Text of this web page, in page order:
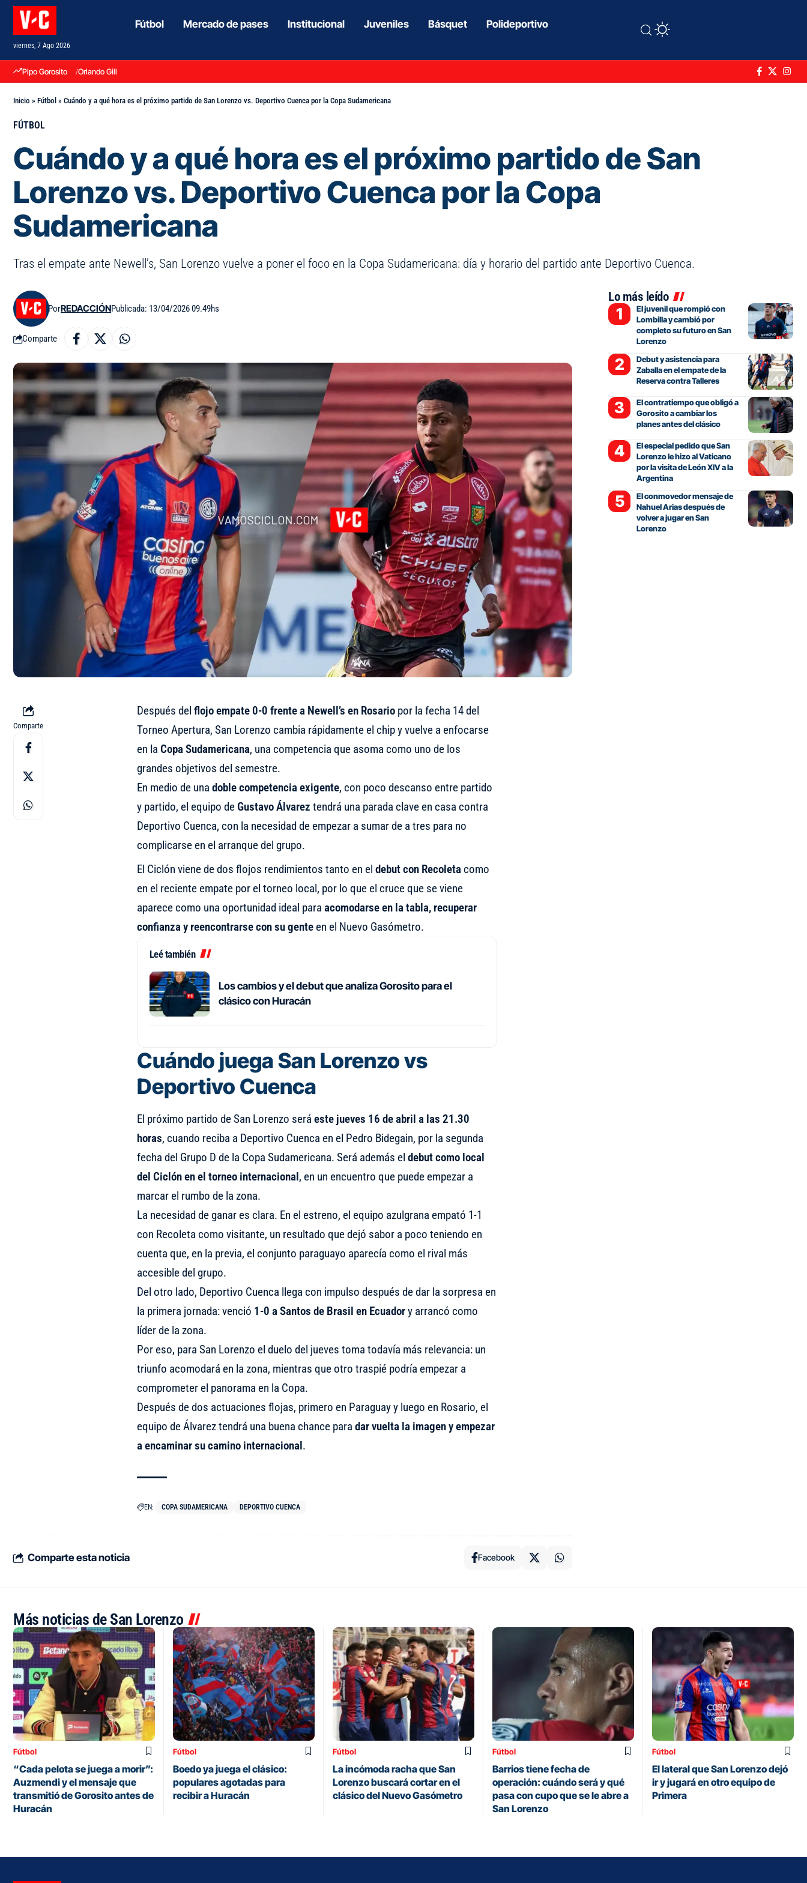
viernes, 7 Ago 2026
Fútbol Mercado de pases Institucional Juveniles Básquet Polideportivo
Pipo Gorosito Orlando Gill
Inicio » Fútbol » Cuándo y a qué hora es el próximo partido de San Lorenzo vs. Deportivo Cuenca por la Copa Sudamericana
FÚTBOL
Cuándo y a qué hora es el próximo partido de San
Lorenzo vs. Deportivo Cuenca por la Copa
Sudamericana
Tras el empate ante Newell’s, San Lorenzo vuelve a poner el foco en la Copa Sudamericana: día y horario del partido ante Deportivo Cuenca.
PorREDACCIÓNPublicada: 13/04/2026 09.49hs
Comparte
Comparte
Después del flojo empate 0-0 frente a Newell’s en Rosariopor la fecha 14 del
Torneo Apertura, San Lorenzo cambia rápidamente el chip y vuelve a enfocarse
en la Copa Sudamericana, una competencia que asoma como uno de los
grandes objetivos del semestre.
En medio de una doble competencia exigente, con poco descanso entre partido
y partido, el equipo de Gustavo Álvarez tendrá una parada clave en casa contra
Deportivo Cuenca, con la necesidad de empezar a sumar de a tres para no
complicarse en el arranque del grupo.
El Ciclón viene de dos flojos rendimientos tanto en el debut con Recoletacomo
en el reciente empate por el torneo local, por lo que el cruce que se viene
aparece como una oportunidad ideal para acomodarse en la tabla, recuperar
confianza y reencontrarse con su genteen el Nuevo Gasómetro.
Leé también
Los cambios y el debut que analiza Gorosito para el
clásico con Huracán
Cuándo juega San Lorenzo vs
Deportivo Cuenca
El próximo partido de San Lorenzo será este jueves 16 de abril a las 21.30
horas, cuando reciba a Deportivo Cuenca en el Pedro Bidegain, por la segunda
fecha del Grupo D de la Copa Sudamericana. Será además el debut como local
del Ciclón en el torneo internacional, en un encuentro que puede empezar a
marcar el rumbo de la zona.
La necesidad de ganar es clara. En el estreno, el equipo azulgrana empató 1-1
con Recoleta como visitante, un resultado que dejó sabor a poco teniendo en
cuenta que, en la previa, el conjunto paraguayo aparecía como el rival más
accesible del grupo.
Del otro lado, Deportivo Cuenca llega con impulso después de dar la sorpresa en
la primera jornada: venció 1-0 a Santos de Brasil en Ecuadory arrancó como
líder de la zona.
Por eso, para San Lorenzo el duelo del jueves toma todavía más relevancia: un
triunfo acomodará en la zona, mientras que otro traspié podría empezar a
comprometer el panorama en la Copa.
Después de dos actuaciones flojas, primero en Paraguay y luego en Rosario, el
equipo de Álvarez tendrá una buena chance para dar vuelta la imagen y empezar
a encaminar su camino internacional.
EN: COPA SUDAMERICANA DEPORTIVO CUENCA
Comparte esta noticia Facebook
Lo más leído
El juvenil que rompió con
Lombilla y cambió por
completo su futuro en San
Lorenzo
Debut y asistencia para
Zaballa en el empate de la
Reserva contra Talleres
El contratiempo que obligó a
Gorosito a cambiar los
planes antes del clásico
El especial pedido que San
Lorenzo le hizo al Vaticano
por la visita de León XIV a la
Argentina
El conmovedor mensaje de
Nahuel Arias después de
volver a jugar en San
Lorenzo
Más noticias de San Lorenzo
Fútbol
“Cada pelota se juega a morir”:
Auzmendi y el mensaje que
transmitió de Gorosito antes de
Huracán
Fútbol
Boedo ya juega el clásico:
populares agotadas para
recibir a Huracán
Fútbol
La incómoda racha que San
Lorenzo buscará cortar en el
clásico del Nuevo Gasómetro
Fútbol
Barrios tiene fecha de
operación: cuándo será y qué
pasa con cupo que se le abre a
San Lorenzo
Fútbol
El lateral que San Lorenzo dejó
ir y jugará en otro equipo de
Primera